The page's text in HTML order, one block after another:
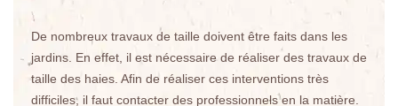
De nombreux travaux de taille doivent être faits dans les
jardins. En effet, il est nécessaire de réaliser des travaux de
taille des haies. Afin de réaliser ces interventions très
difficiles, il faut contacter des professionnels en la matière.